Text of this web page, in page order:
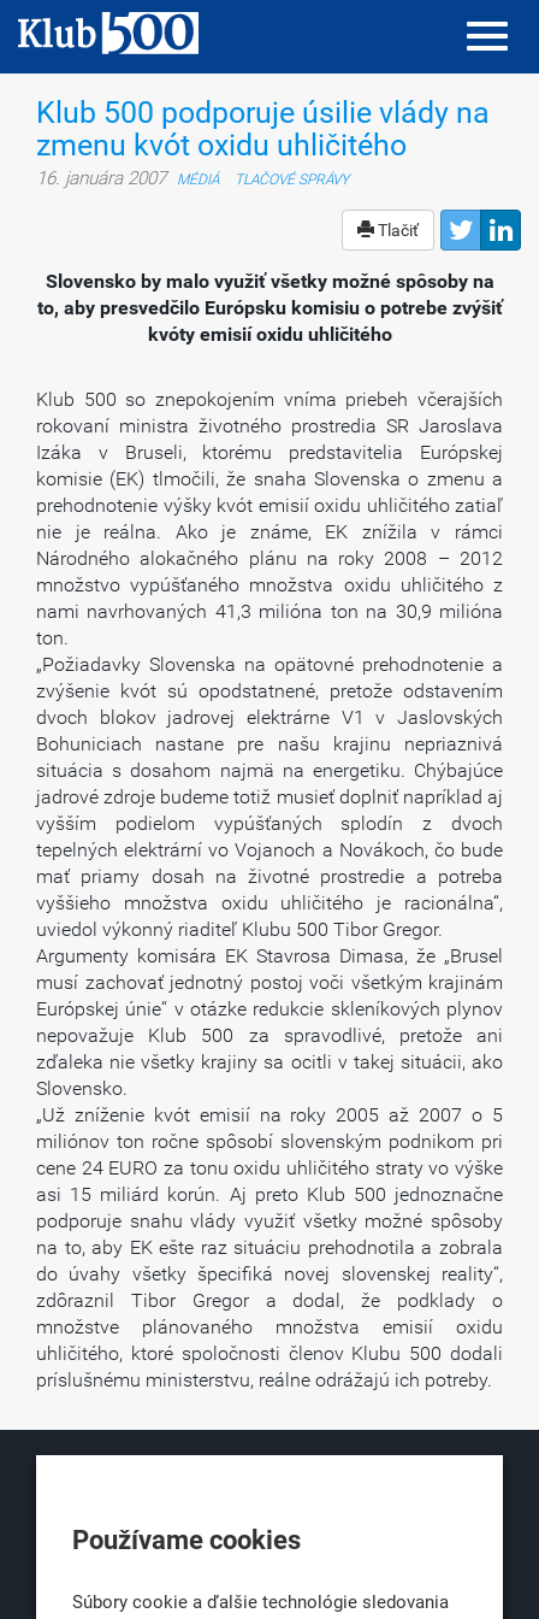
Klub 500 podporuje úsilie vlády na
zmenu kvót oxidu uhličitého
16. januára 2007 MÉDIÁ TLAČOVÉ SPRÁVY
Tlačiť
Slovensko by malo využiť všetky možné spôsoby na
to, aby presvedčilo Európsku komisiu o potrebe zvýšiť
kvóty emisií oxidu uhličitého
Klub 500 so znepokojením vníma priebeh včerajších
rokovaní ministra životného prostredia SR Jaroslava
Izáka v Bruseli, ktorému predstavitelia Európskej
komisie (EK) tlmočili, že snaha Slovenska o zmenu a
prehodnotenie výšky kvót emisií oxidu uhličitého zatiaľ
nie je reálna. Ako je známe, EK znížila v rámci
Národného alokačného plánu na roky 2008 – 2012
množstvo vypúšťaného množstva oxidu uhličitého z
nami navrhovaných 41,3 milióna ton na 30,9 milióna
ton.
„Požiadavky Slovenska na opätovné prehodnotenie a
zvýšenie kvót sú opodstatnené, pretože odstavením
dvoch blokov jadrovej elektrárne V1 v Jaslovských
Bohuniciach nastane pre našu krajinu nepriaznivá
situácia s dosahom najmä na energetiku. Chýbajúce
jadrové zdroje budeme totiž musieť doplniť napríklad aj
vyšším podielom vypúšťaných splodín z dvoch
tepelných elektrární vo Vojanoch a Novákoch, čo bude
mať priamy dosah na životné prostredie a potreba
vyššieho množstva oxidu uhličitého je racionálna“,
uviedol výkonný riaditeľ Klubu 500 Tibor Gregor.
Argumenty komisára EK Stavrosa Dimasa, že „Brusel
musí zachovať jednotný postoj voči všetkým krajinám
Európskej únie“ v otázke redukcie skleníkových plynov
nepovažuje Klub 500 za spravodlivé, pretože ani
zďaleka nie všetky krajiny sa ocitli v takej situácii, ako
Slovensko.
„Už zníženie kvót emisií na roky 2005 až 2007 o 5
miliónov ton ročne spôsobí slovenským podnikom pri
cene 24 EURO za tonu oxidu uhličitého straty vo výške
asi 15 miliárd korún. Aj preto Klub 500 jednoznačne
podporuje snahu vlády využiť všetky možné spôsoby
na to, aby EK ešte raz situáciu prehodnotila a zobrala
do úvahy všetky špecifiká novej slovenskej reality“,
zdôraznil Tibor Gregor a dodal, že podklady o
množstve plánovaného množstva emisií oxidu
uhličitého, ktoré spoločnosti členov Klubu 500 dodali
príslušnému ministerstvu, reálne odrážajú ich potreby.
Obchodná 6
Používame cookies
Súbory cookie a ďalšie technológie sledovania